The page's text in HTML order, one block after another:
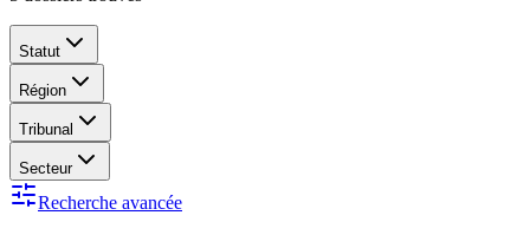
Statut
Région
Tribunal
Secteur
Recherche avancée